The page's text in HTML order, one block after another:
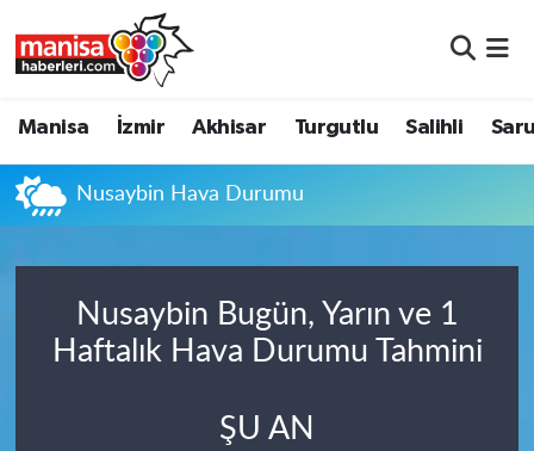
Manisa İzmir Akhisar Turgutlu Salihli
Nusaybin Hava Durumu
Nusaybin Bugün, Yarın ve 1
Haftalık Hava Durumu Tahmini
ŞU AN
Akhisar
Turgutlu
Salihli
Manisa Nöbetçi Eczaneler
Manisa Namaz Vakitleri
Manisa Trafik Yoğunluk Haritası
Süper Lig Puan Durumu ve Fikstür